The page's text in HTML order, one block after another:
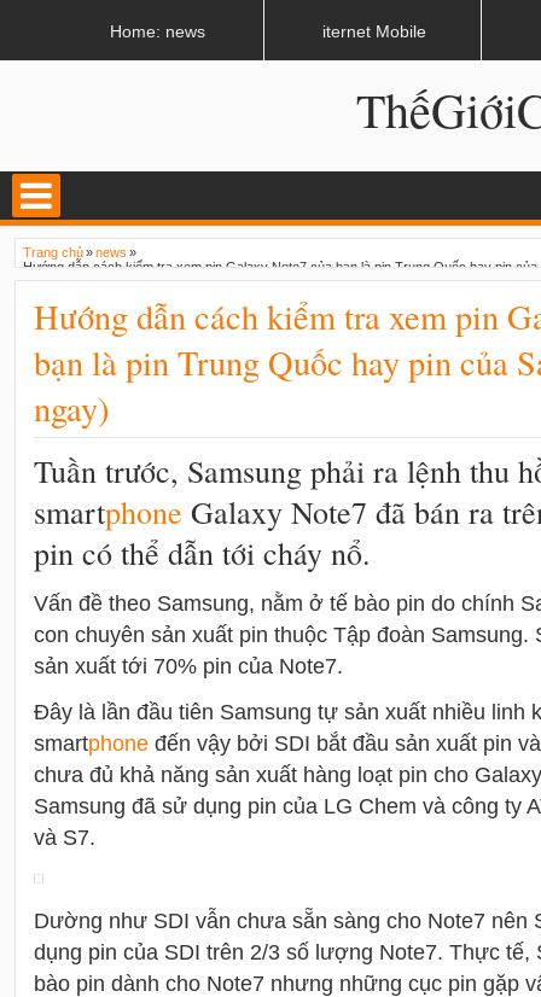
Trang chủ»news »
Hướng dẫn cách kiểm tra xem pin Galaxy Note7 của bạn là pin Trung Quốc hay pin
Hướng dẫn cách kiểm tra xem pin
bạn là pin Trung Quốc hay pin của
ngay)
Tuần trước, Samsung phải ra lệnh thu
smartphone Galaxy Note7 đã bán ra
pin có thể dẫn tới cháy nổ.
Vấn đề theo Samsung, nằm ở tế bào pin do chính
con chuyên sản xuất pin thuộc Tập đoàn Samsung.
sản xuất tới 70% pin của Note7.
Đây là lần đầu tiên Samsung tự sản xuất nhiều linh
smartphone đến vậy bởi SDI bắt đầu sản xuất pin
chưa đủ khả năng sản xuất hàng loạt pin cho
Samsung đã sử dụng pin của LG Chem và công ty
và S7.
Dường như SDI vẫn chưa sẵn sàng cho Note7 nên
dụng pin của SDI trên 2/3 số lượng Note7. Thực tế,
bào pin dành cho Note7 nhưng những cục pin gặp
Home: news iternet Mobile